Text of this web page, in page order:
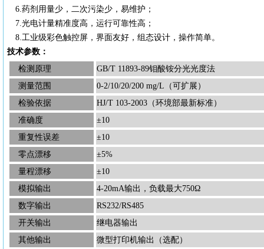
6.药剂用量少，二次污染少，易维护；
7.光电计量精准度高，运行可靠性高；
8.工业级彩色触控屏，界面友好，组态设计，操作简单。
技术参数：
检测原理
GB/T 11893-89钼酸铵分光光度法
测量范围
0-2/10/20/200 mg/L（可扩展）
检验依据
HJ/T 103-2003（环境部最新标准）
准确度
±10
重复性误差
±10
零点漂移
±5%
量程漂移
±10
模拟输出
4-20mA输出，负载最大750Ω
数字输出
RS232/RS485
开关输出
继电器输出
其他输出
微型打印机输出（选配）